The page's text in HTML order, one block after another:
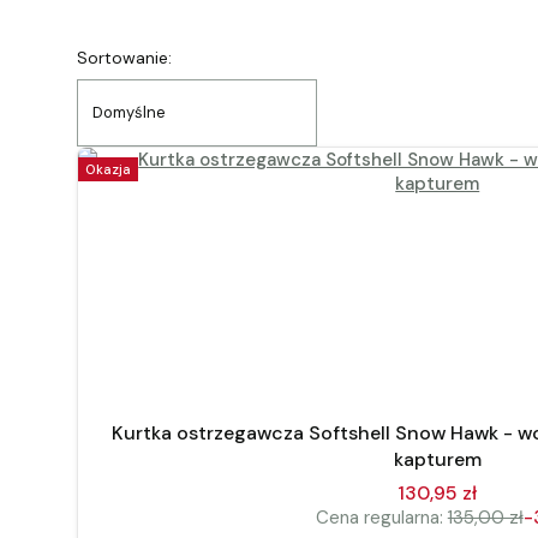
Lista produktów
Sortowanie:
Domyślne
Okazja
Kurtka ostrzegawcza Softshell Snow Hawk -
kapturem
130,95 zł
Cena regularna: 135,00 zł-